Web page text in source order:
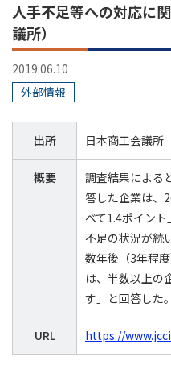
人手不足等への対応に
議所）
2019.06.10
外部情報
出所 日本商工会議所
概要
調査結果による
答した企業は、
べて1.4ポイン
不足の状況が続
数年後（3年程
は、半数以上の
す」と回答した。
URL https://